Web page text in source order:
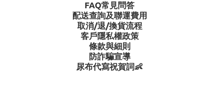
FAQ常見問答
配送查詢及聯運費用
取消/退/換貨流程
客戶隱私權政策
條款與細則
防詐騙宣導
尿布代寫祝賀詞👶